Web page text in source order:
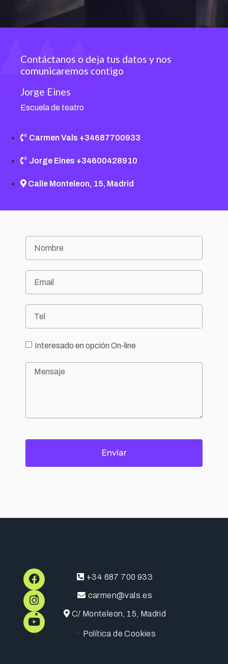
Contáctanos o deja tus datos y nos
comunicaremos contigo
Jorge Eines
Escuela de teatro
Carmen Vals +34687700933
Jorge Eines +34600428910
Calle Monteleon, 15, Madrid
Interesado en opción On-line
Enviar
+34 687 700 933
carmen@vals.es
C/ Monteleon, 15, Madrid
Política de Cookies